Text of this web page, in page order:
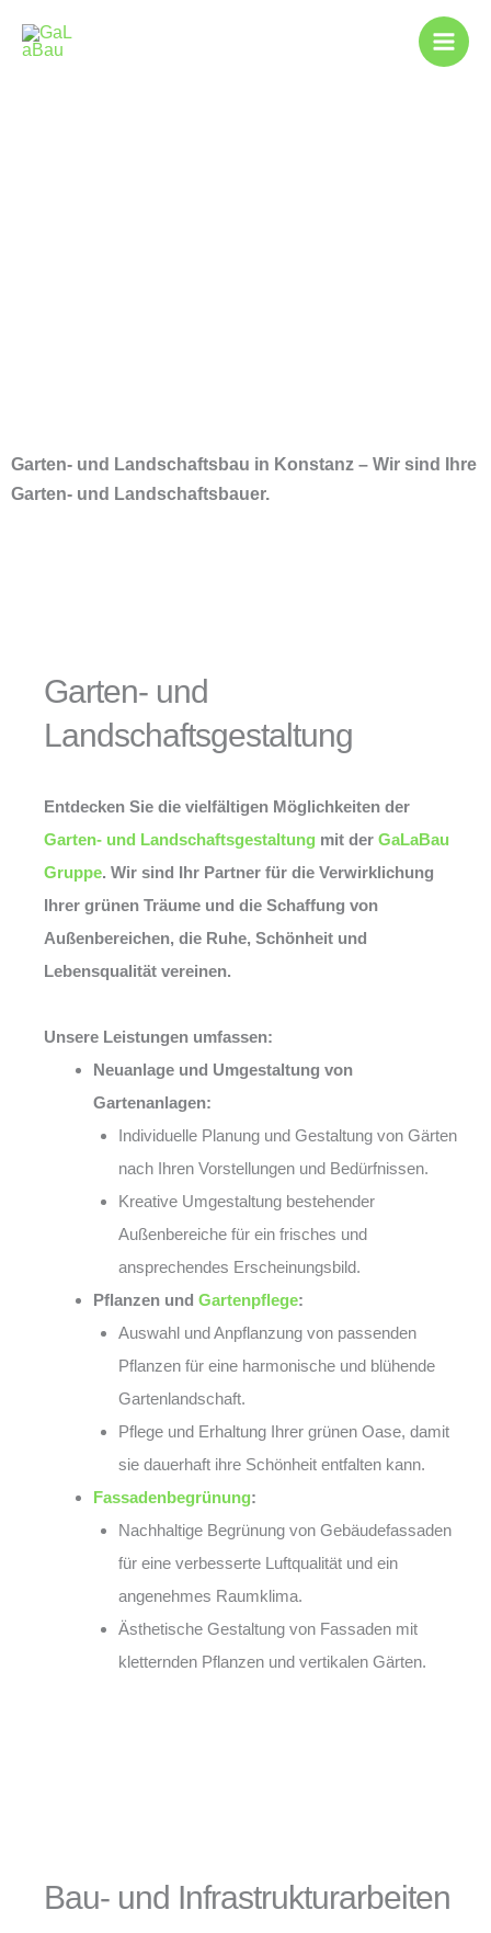
Inhalt
Garten- und Landschaftsbau in Konstanz – Wir sind Ihre
Garten- und Landschaftsbauer.
Garten- und
Landschaftsgestaltung
Entdecken Sie die vielfältigen Möglichkeiten der
Garten- und Landschaftsgestaltung mit der GaLaBau
Gruppe. Wir sind Ihr Partner für die Verwirklichung
Ihrer grünen Träume und die Schaffung von
Außenbereichen, die Ruhe, Schönheit und
Lebensqualität vereinen.
Unsere Leistungen umfassen:
Neuanlage und Umgestaltung von
Gartenanlagen:
Individuelle Planung und Gestaltung von Gärten
nach Ihren Vorstellungen und Bedürfnissen.
Kreative Umgestaltung bestehender
Außenbereiche für ein frisches und
ansprechendes Erscheinungsbild.
Pflanzen und Gartenpflege:
Auswahl und Anpflanzung von passenden
Pflanzen für eine harmonische und blühende
Gartenlandschaft.
Pflege und Erhaltung Ihrer grünen Oase, damit
sie dauerhaft ihre Schönheit entfalten kann.
Fassadenbegrünung:
Nachhaltige Begrünung von Gebäudefassaden
für eine verbesserte Luftqualität und ein
angenehmes Raumklima.
Ästhetische Gestaltung von Fassaden mit
kletternden Pflanzen und vertikalen Gärten.
Bau- und Infrastrukturarbeiten